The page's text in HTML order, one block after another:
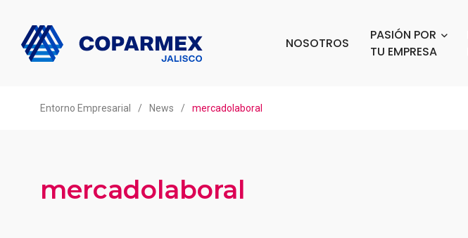
NOSOTROS
PASIÓN POR
TU EMPRESA
Entorno Empresarial / News / mercadolaboral
mercadolaboral